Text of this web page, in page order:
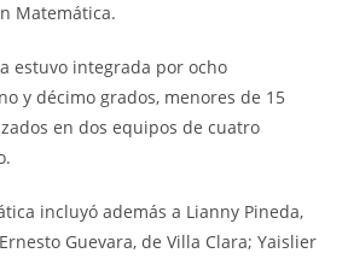
Matemática.
estuvo integrada por ocho
y décimo grados, menores de 15
en dos equipos de cuatro
incluyó además a Lianny Pineda,
Guevara, de Villa Clara; Yaislier